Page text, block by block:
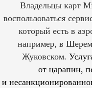
Владельцы карт
воспользоваться
который есть в
например, в
Жуковском.
от царапин,
и